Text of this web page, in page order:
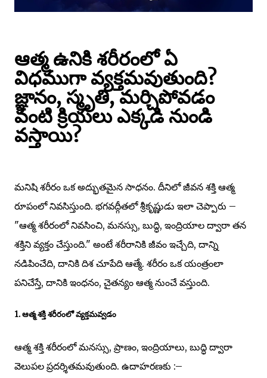
ఆత్మ ఉనికి శరీరంలో ఏ
విధముగా వ్యక్తమవుతుంది?
జ్ఞానం, స్మృతి, మర్చిపోవడం
వంటి క్రియలు ఎక్కడి నుండి
వస్తాయి?
మనిషి శరీరం ఒక అద్భుతమైన సాధనం. దీనిలో జీవన శక్తి ఆత్మ
రూపంలో నివసిస్తుంది. భగవద్గీతలో శ్రీకృష్ణుడు ఇలా చెప్పారు –
"ఆత్మ శరీరంలో నివసించి, మనస్సు, బుద్ధి, ఇంద్రియాల ద్వారా తన
శక్తిని వ్యక్తం చేస్తుంది." అంటే శరీరానికి జీవం ఇచ్చేది, దాన్ని
నడిపించేది, దానికి దిశ చూపేది ఆత్మే. శరీరం ఒక యంత్రంలా
పనిచేస్తే, దానికి ఇంధనం, చైతన్యం ఆత్మ నుంచే వస్తుంది.
1. ఆత్మ శక్తి శరీరంలో వ్యక్తమవ్వడం
ఆత్మ శక్తి శరీరంలో మనస్సు, ప్రాణం, ఇంద్రియాలు, బుద్ధి ద్వారా
వెలుపల ప్రదర్శితమవుతుంది. ఉదాహరణకు :–